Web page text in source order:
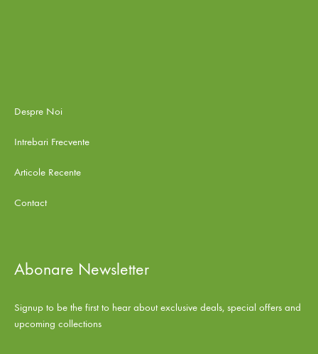
Despre Noi
Intrebari Frecvente
Articole Recente
Contact
Abonare Newsletter
Signup to be the first to hear about exclusive deals, special offers and
upcoming collections